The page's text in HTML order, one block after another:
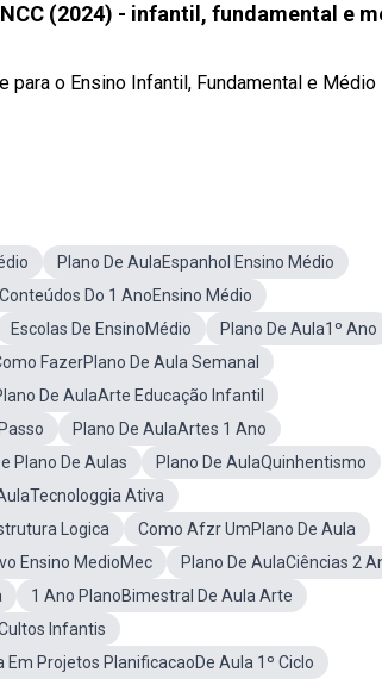
(2024) - infantil, fundamental e
para o Ensino Infantil, Fundamental e Médio
Plano De AulaEspanhol Ensino Médio
Conteúdos Do 1 AnoEnsino Médio
Escolas De EnsinoMédio
Plano De Aula1º Ano
FazerPlano De Aula Semanal
De AulaArte Educação Infantil
Plano De AulaArtes 1 Ano
Plano De Aulas
Plano De AulaQuinhentismo
Ativa
Logica
Como Afzr UmPlano De Aula
Ensino MedioMec
Plano De AulaCiências 2
1 Ano PlanoBimestral De Aula Arte
Infantis
Projetos PlanificacaoDe Aula 1º Ciclo